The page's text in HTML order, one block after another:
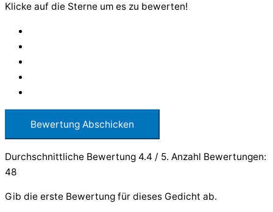
Klicke auf die Sterne um es zu bewerten!
Bewertung Abschicken
Durchschnittliche Bewertung 4.4 / 5. Anzahl Bewertungen:
48
Gib die erste Bewertung für dieses Gedicht ab.